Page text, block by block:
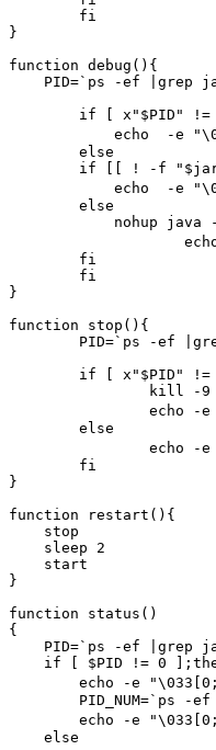
fi
}
function debug ( ) {
PID=` ps -ef grep
if
x " $PID " !=
echo
-e "
else
if
! -f "
echo
-e "
else
nohup
java
fi
fi
}
function
stop ( ) {
PID=` ps -ef
if
x " $PID " !=
kill
-9
echo
-e
else
echo
-e
fi
}
function
restart ( ) {
    stop
sleep
2
}
function
status ( )
{
PID=` ps -ef grep
if
$PID != 0 ;
echo
-e "\033
PID_NUM=` ps -ef
echo
-e "\033
else